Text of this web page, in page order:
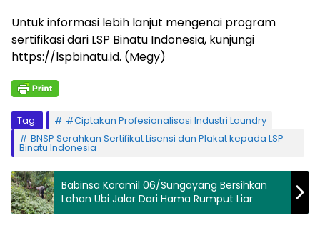
Untuk informasi lebih lanjut mengenai program
sertifikasi dari LSP Binatu Indonesia, kunjungi
https://lspbinatu.id. (Megy)
Tag:
#Ciptakan Profesionalisasi Industri Laundry
BNSP Serahkan Sertifikat Lisensi dan Plakat kepada LSP
Binatu Indonesia
Babinsa Koramil 06/Sungayang Bersihkan
Lahan Ubi Jalar Dari Hama Rumput Liar